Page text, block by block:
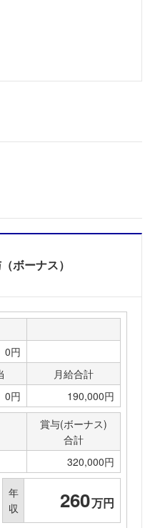
ました
ボーナス）
0円
月給合計
0円 190,000円
賞与(ボーナス)
合計
320,000円
年
収
260万円